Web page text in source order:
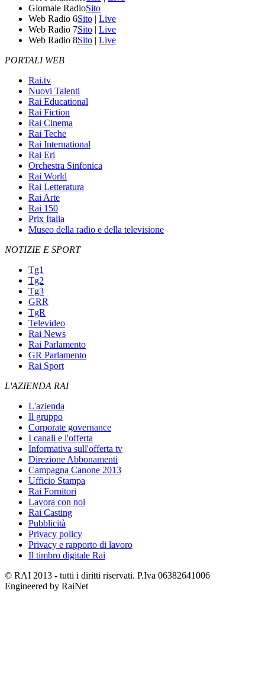
Giornale RadioSito
Web Radio 6Sito | Live
Web Radio 7Sito | Live
Web Radio 8Sito | Live
PORTALI WEB
Rai.tv
Nuovi Talenti
Rai Educational
Rai Fiction
Rai Cinema
Rai Teche
Rai International
Rai Eri
Orchestra Sinfonica
Rai World
Rai Letteratura
Rai Arte
Rai 150
Prix Italia
Museo della radio e della televisione
NOTIZIE E SPORT
Tg1
Tg2
Tg3
GRR
TgR
Televideo
Rai News
Rai Parlamento
GR Parlamento
Rai Sport
L'AZIENDA RAI
L'azienda
Il gruppo
Corporate governance
I canali e l'offerta
Informativa sull'offerta tv
Direzione Abbonamenti
Campagna Canone 2013
Ufficio Stampa
Rai Fornitori
Lavora con noi
Rai Casting
Pubblicità
Privacy policy
Privacy e rapporto di lavoro
Il timbro digitale Rai
© RAI 2013 - tutti i diritti riservati. P.Iva 06382641006
Engineered by RaiNet